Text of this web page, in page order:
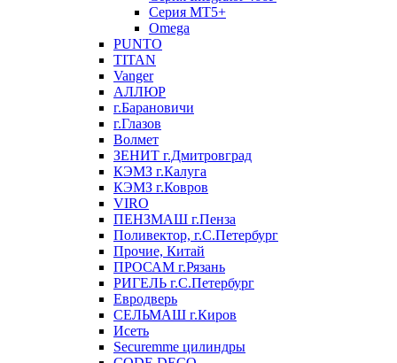
Серия MT5+
Omega
PUNTO
TITAN
Vanger
АЛЛЮР
г.Барановичи
г.Глазов
Волмет
ЗЕНИТ г.Дмитровград
КЭМЗ г.Калуга
КЭМЗ г.Ковров
VIRO
ПЕНЗМАШ г.Пенза
Поливектор, г.С.Петербург
Прочие, Китай
ПРОСАМ г.Рязань
РИГЕЛЬ г.С.Петербург
Евродверь
СЕЛЬМАШ г.Киров
Исеть
Securemme цилиндры